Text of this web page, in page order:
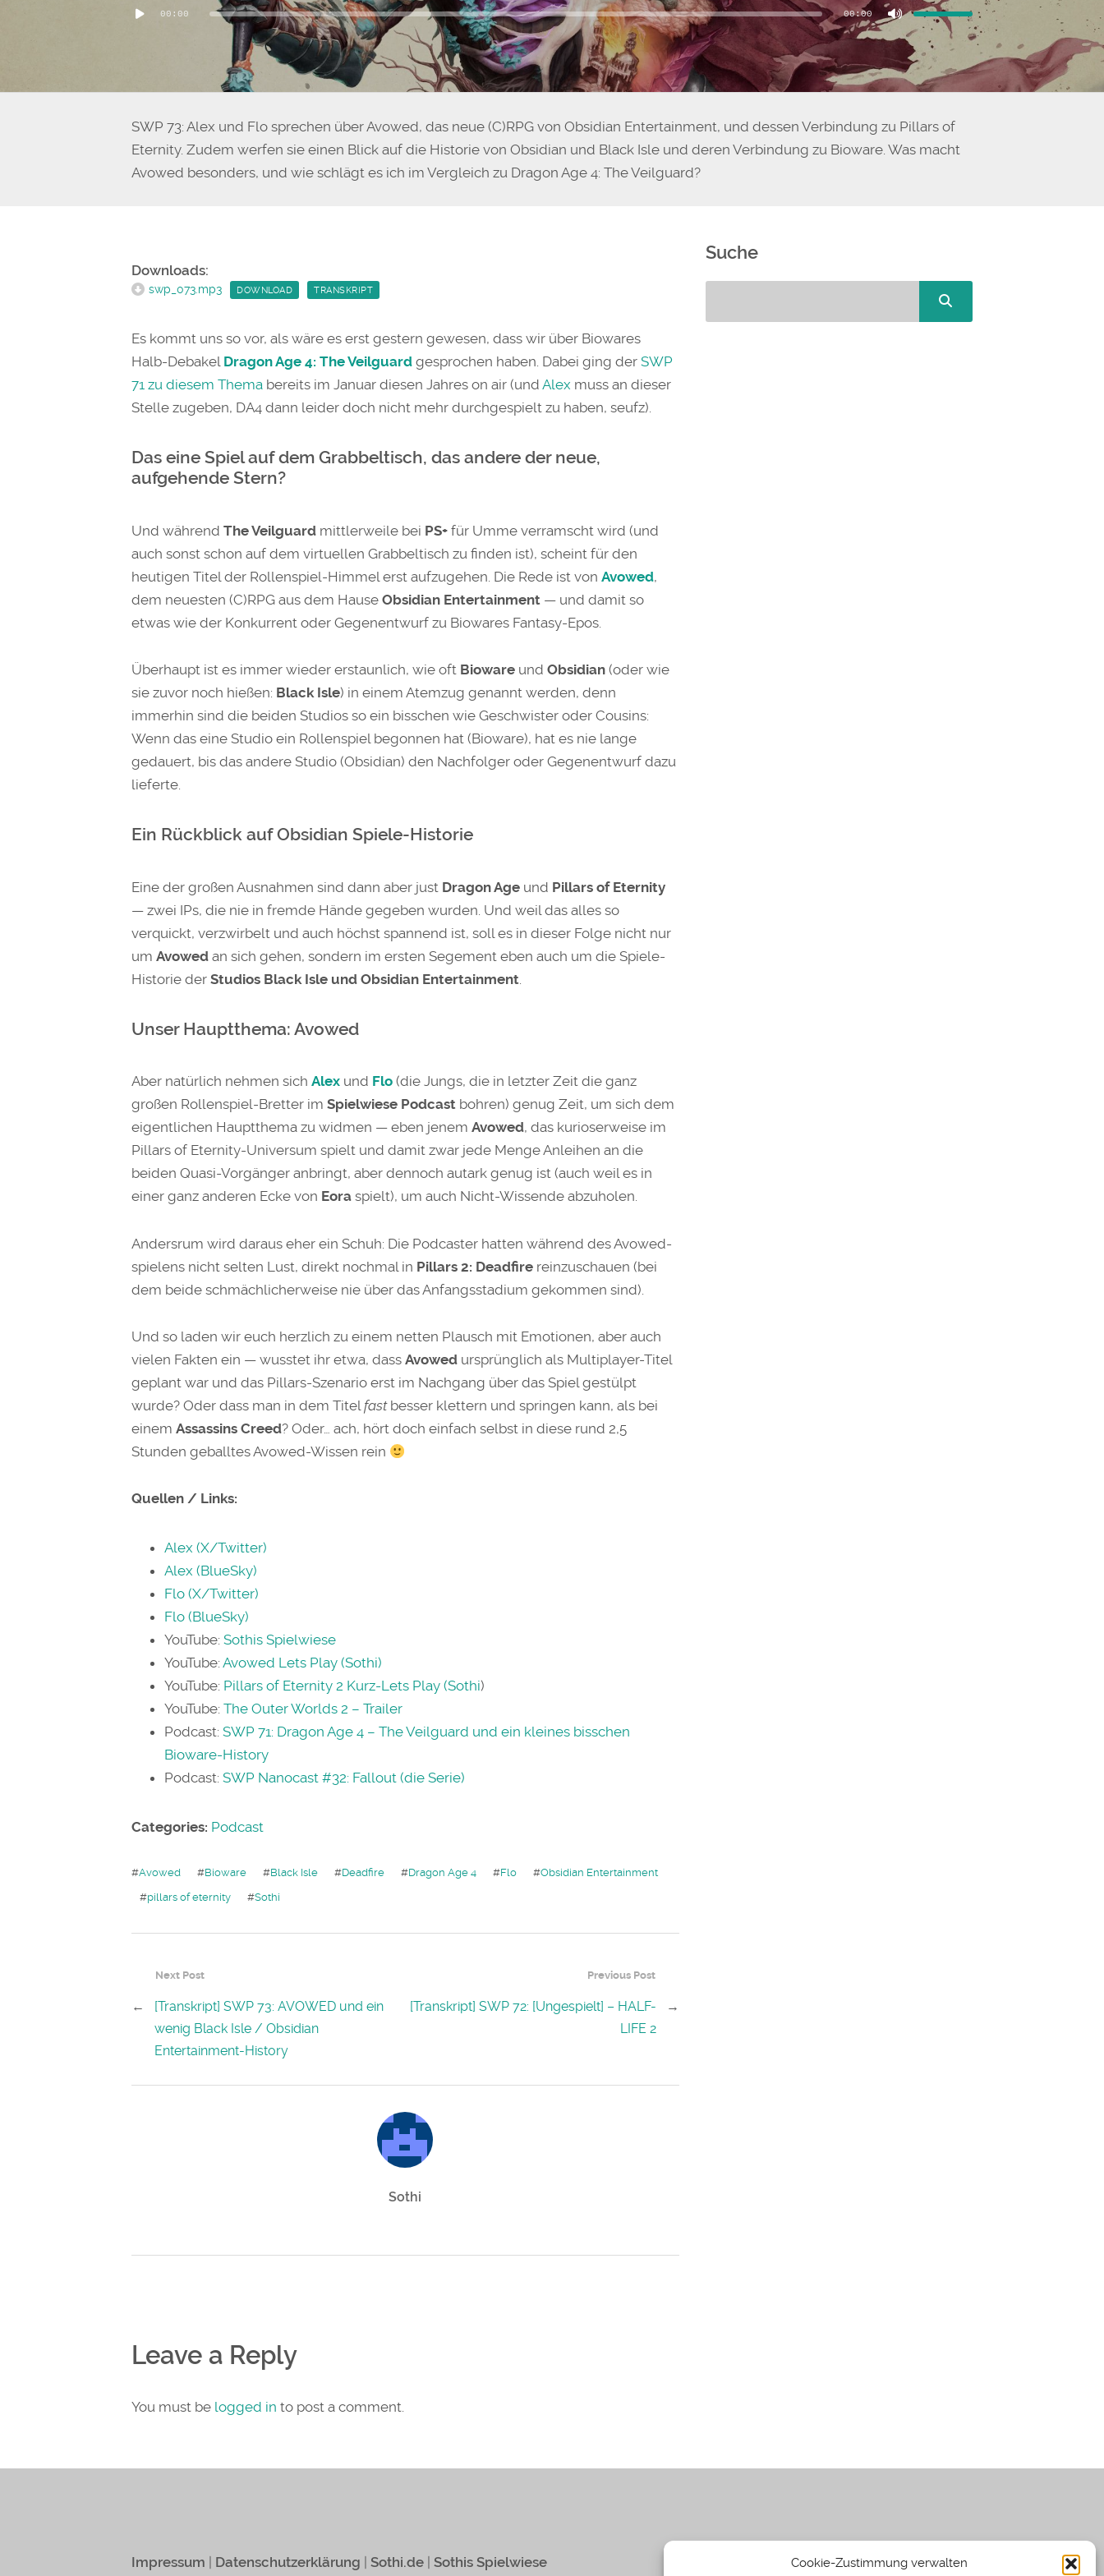
Cookie-Zustimmung verwalten
Player00:00 00:00
benutzen,
um
die
Lautstärke
regeln.
SWP 73: Alex und Flo sprechen über Avowed, das neue (C)RPG von Obsidian Entertainment, und dessen Verbindung zu Pillars of
Eternity. Zudem werfen sie einen Blick auf die Historie von Obsidian und Black Isle und deren Verbindung zu Bioware. Was macht
Avowed besonders, und wie schlägt es ich im Vergleich zu Dragon Age 4: The Veilguard?
Downloads:
swp_073.mp3 DOWNLOAD TRANSKRIPT
Es kommt uns so vor, als wäre es erst gestern gewesen, dass wir über Biowares
Halb-Debakel Dragon Age 4: The Veilguard gesprochen haben. Dabei ging der SWP
71 zu diesem Thema bereits im Januar diesen Jahres on air (und Alex muss an dieser
Stelle zugeben, DA4 dann leider doch nicht mehr durchgespielt zu haben, seufz).
Das eine Spiel auf dem Grabbeltisch, das andere der neue,
aufgehende Stern?
Und während The Veilguard mittlerweile bei PS+ für Umme verramscht wird (und
auch sonst schon auf dem virtuellen Grabbeltisch zu finden ist), scheint für den
heutigen Titel der Rollenspiel-Himmel erst aufzugehen. Die Rede ist von Avowed,
dem neuesten (C)RPG aus dem Hause Obsidian Entertainment — und damit so
etwas wie der Konkurrent oder Gegenentwurf zu Biowares Fantasy-Epos.
Überhaupt ist es immer wieder erstaunlich, wie oft Bioware und Obsidian (oder wie
sie zuvor noch hießen: Black Isle) in einem Atemzug genannt werden, denn
immerhin sind die beiden Studios so ein bisschen wie Geschwister oder Cousins:
Wenn das eine Studio ein Rollenspiel begonnen hat (Bioware), hat es nie lange
gedauert, bis das andere Studio (Obsidian) den Nachfolger oder Gegenentwurf dazu
lieferte.
Ein Rückblick auf Obsidian Spiele-Historie
Eine der großen Ausnahmen sind dann aber just Dragon Age und Pillars of Eternity
— zwei IPs, die nie in fremde Hände gegeben wurden. Und weil das alles so
verquickt, verzwirbelt und auch höchst spannend ist, soll es in dieser Folge nicht nur
um Avowed an sich gehen, sondern im ersten Segement eben auch um die Spiele-
Historie der Studios Black Isle und Obsidian Entertainment
Unser Hauptthema: Avowed
Aber natürlich nehmen sich Alex und Flo (die Jungs, die in letzter Zeit die ganz
großen Rollenspiel-Bretter im Spielwiese Podcast bohren) genug Zeit, um sich dem
eigentlichen Hauptthema zu widmen — eben jenem Avowed, das kurioserweise im
Pillars of Eternity-Universum spielt und damit zwar jede Menge Anleihen an die
beiden Quasi-Vorgänger anbringt, aber dennoch autark genug ist (auch weil es in
einer ganz anderen Ecke von Eora spielt), um auch Nicht-Wissende abzuholen.
Andersrum wird daraus eher ein Schuh: Die Podcaster hatten während des Avowed-
spielens nicht selten Lust, direkt nochmal in Pillars 2: Deadfire reinzuschauen (bei
dem beide schmächlicherweise nie über das Anfangsstadium gekommen sind).
Und so laden wir euch herzlich zu einem netten Plausch mit Emotionen, aber auch
vielen Fakten ein — wusstet ihr etwa, dass Avowed ursprünglich als Multiplayer-Titel
geplant war und das Pillars-Szenario erst im Nachgang über das Spiel gestülpt
wurde? Oder dass man in dem Titel fastbesser klettern und springen kann, als bei
einem Assassins Creed? Oder… ach, hört doch einfach selbst in diese rund 2,5
Stunden geballtes Avowed-Wissen rein
Quellen / Links:
Alex (X/Twitter)
Alex (BlueSky)
Flo (X/Twitter)
Flo (BlueSky)
YouTube: Sothis Spielwiese
YouTube: Avowed Lets Play (Sothi)
YouTube: Pillars of Eternity 2 Kurz-Lets Play (Sothi)
YouTube: The Outer Worlds 2 – Trailer
Podcast: SWP 71: Dragon Age 4 – The Veilguard und ein kleines bisschen
Bioware-History
Podcast: SWP Nanocast #32: Fallout (die Serie)
Categories: Podcast
#Avowed #Bioware #Black Isle #Deadfire #Dragon Age 4 #Flo #Obsidian Entertainment
#pillars of eternity #Sothi
Previous Post
[Transkript] SWP 72: [Ungespielt] – HALF-
LIFE 2
→
Next Post
←
[Transkript] SWP 73: AVOWED und ein
wenig Black Isle / Obsidian
Entertainment-History
Sothi
Leave a Reply
You must be logged in to post a comment.
Suche
Impressum Datenschutzerklärung Sothi.de Sothis Spielwiese